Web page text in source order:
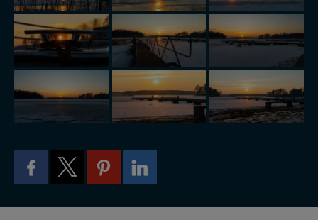
Nasz serwis nie wykorzystuje oraz nie udostępnia
Twoich danych innym podmiotom oraz osobom
trzecim. Wyjątkiem jest sytuacja, gdy przekazanie
Twoich danych jest elementem usługi (przekazanie
danych z formularza kontaktowego, przekazanie danych
w przypadku rezerwacji usług typu: nocleg, czartery,
itp). Więcej informacji o zasadach i funkcjonalności
serwisu w
Regulaminie Serwisu.
Reklamowa Kreacja Monika Borkowska, z siedzibą ul.
Wiejska 17, 11-500 Giżycko. Możesz z nami
skontaktować się za pośrednictwem tej